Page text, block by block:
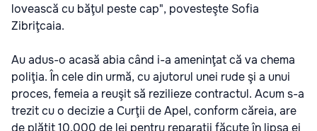
lovească cu băţul peste cap", povesteşte Sofia
Zibriţcaia.
Au adus-o acasă abia când i-a ameninţat că va chema
poliţia. În cele din urmă, cu ajutorul unei rude şi a unui
proces, femeia a reuşit să rezilieze contractul. Acum s-a
trezit cu o decizie a Curţii de Apel, conform căreia, are
de plătit 10.000 de lei pentru reparaţii făcute în lipsa ei